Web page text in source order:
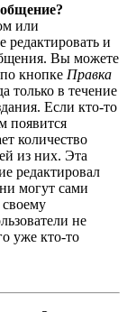
или
и
Вы можете
кнопке Правка
только в течение
Если кто-то
появится
количество
из них. Эта
редактировал
могут сами
не
уже кто-то